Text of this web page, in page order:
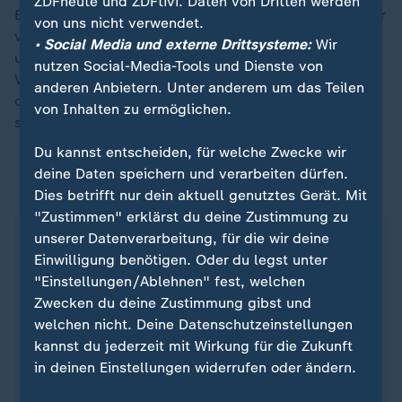
Ermittlungen gegen den wichtigen Oppositionspolitiker
von einem zivilen Putsch. In Istanbul, Ankara, Izmir
und anderen Städten demonstrierten Menschen
Verboten zum Trotz den fünften Abend in Folge gegen
das Vorgehen der Regierung. Zehntausende schließen
sich den Protesten mittlerweile an.
ZDFheute auf WhatsApp
von uns nicht verwendet.
• Social Media und externe Drittsysteme:Wir
nutzen Social-Media-Tools und Dienste von
anderen Anbietern. Unter anderem um das Teilen
von Inhalten zu ermöglichen.
Du kannst entscheiden, für welche Zwecke wir
deine Daten speichern und verarbeiten dürfen.
Dies betrifft nur dein aktuell genutztes Gerät. Mit
"Zustimmen" erklärst du deine Zustimmung zu
unserer Datenverarbeitung, für die wir deine
Einwilligung benötigen. Oder du legst unter
"Einstellungen/Ablehnen" fest, welchen
Zwecken du deine Zustimmung gibst und
welchen nicht. Deine Datenschutzeinstellungen
kannst du jederzeit mit Wirkung für die Zukunft
in deinen Einstellungen widerrufen oder ändern.